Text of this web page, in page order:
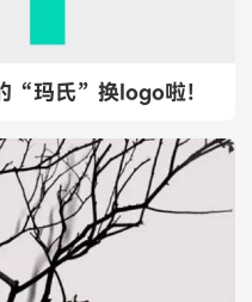
“玛氏”换logo啦！